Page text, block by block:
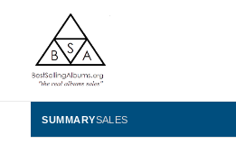
BestSellingAlbums.org
SUMMARYSALES